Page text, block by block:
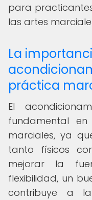
para
las artes
La
práctica
El
fundamental
marciales, ya
tanto físicos
mejorar la
flexibilidad, un
contribuye a